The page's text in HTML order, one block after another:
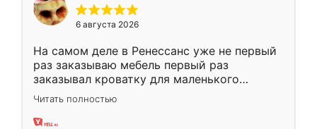
6 августа 2026
На самом деле в Ренессанс уже не первый
раз заказываю мебель первый раз
заказывал кроватку для маленького
ребёнка при его рождении ,во второй раз
заказал шкаф-купе. По качеству очень
хорошее сборка достаточно быстрая,
Читать полностью